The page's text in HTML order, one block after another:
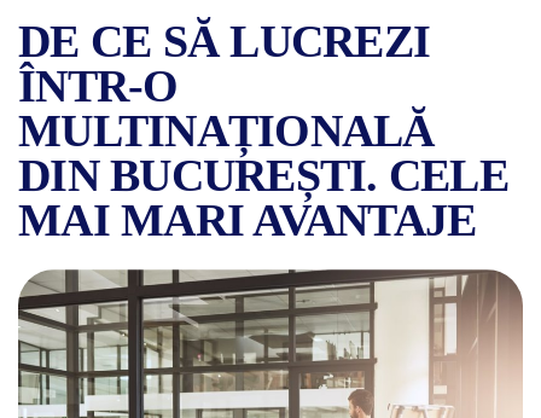
DE CE SĂ LUCREZI
ÎNTR-O
MULTINAȚIONALĂ
DIN BUCUREȘTI. CELE
MAI MARI AVANTAJE
DE CE SĂ LUCREZI ÎNTR-O